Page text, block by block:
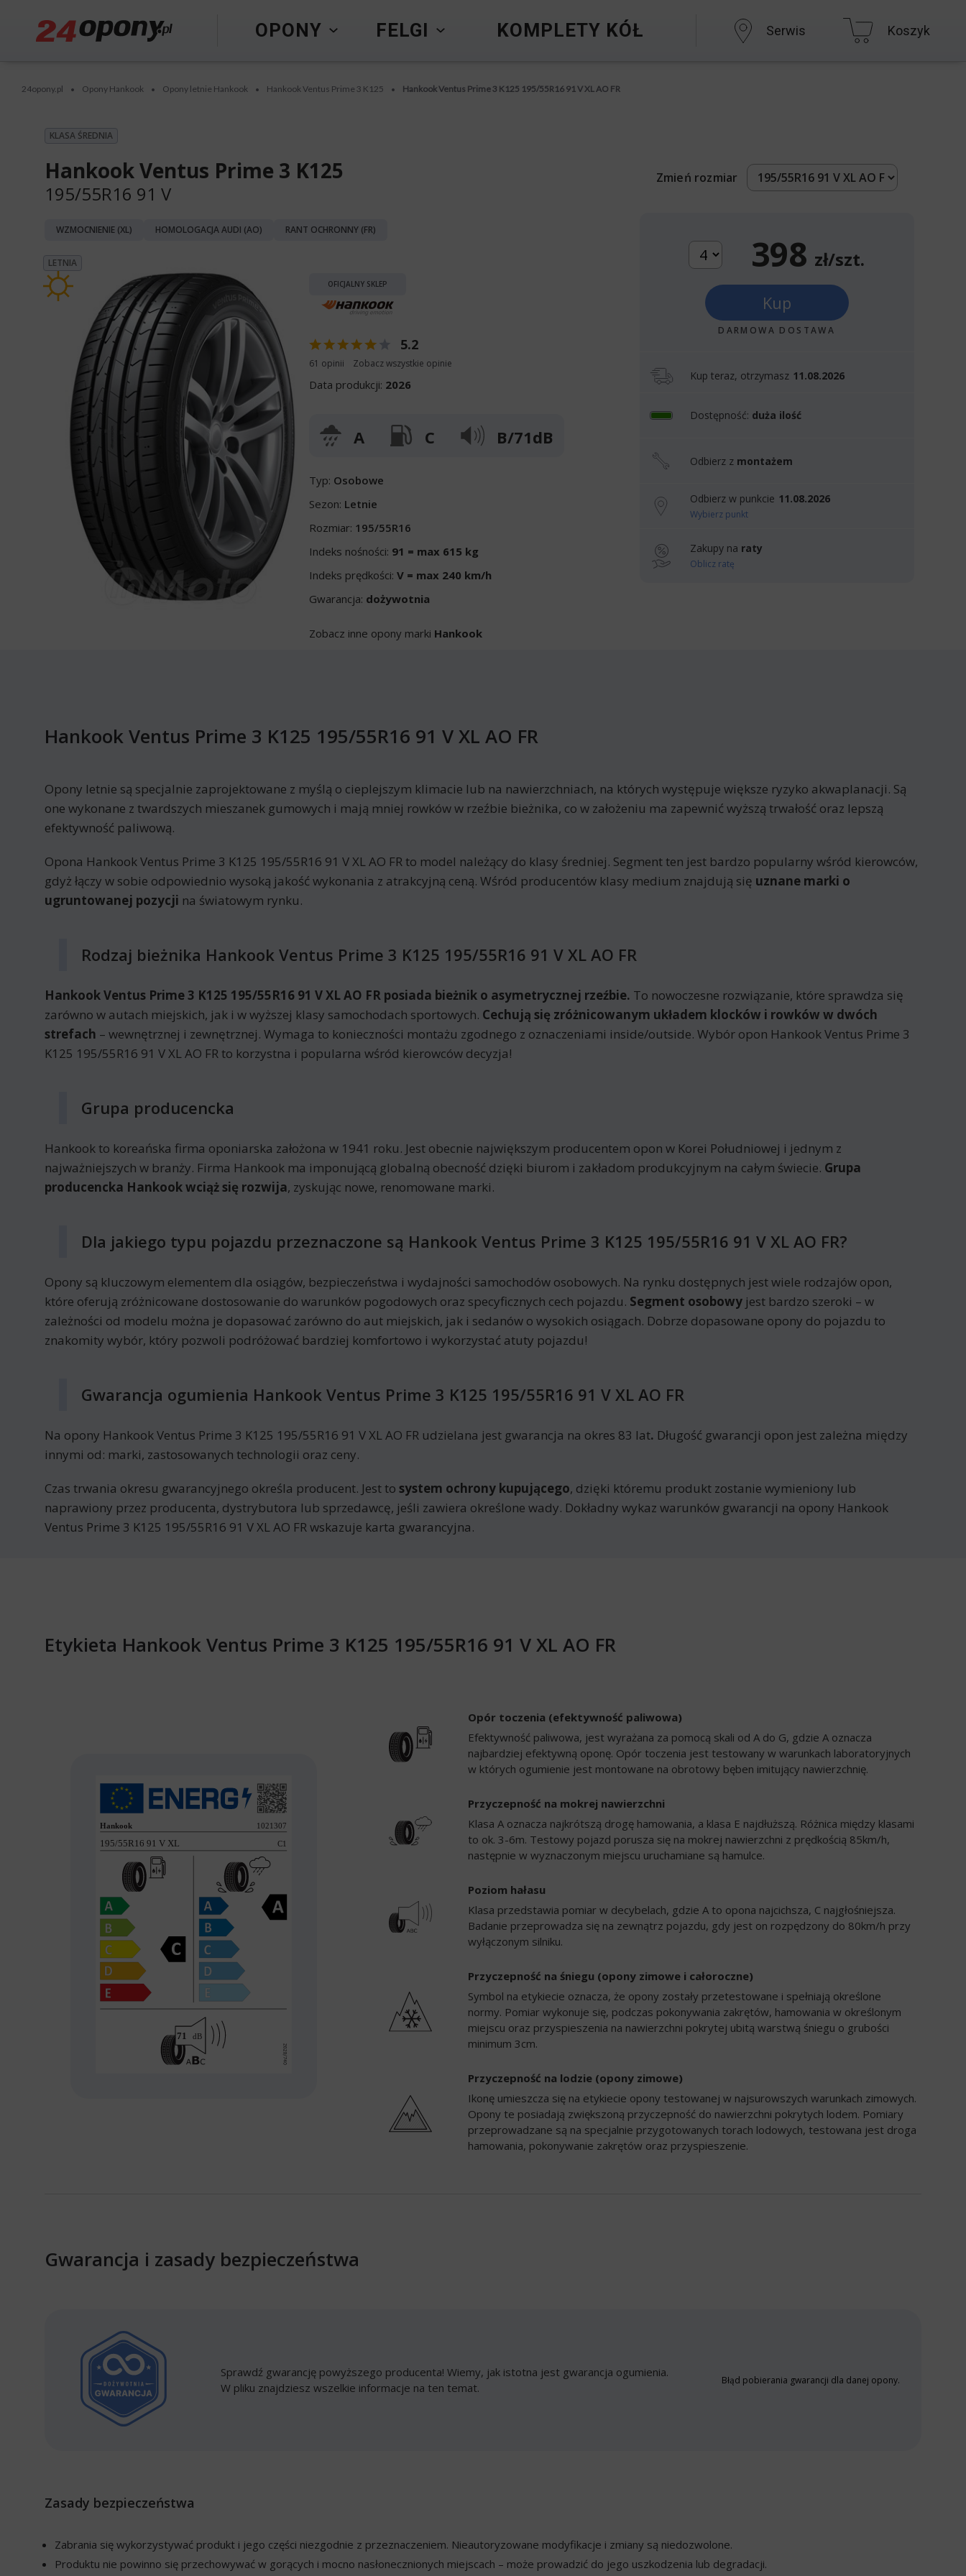
OPONY FELGI KOMPLETY KÓŁ Serwis Koszyk
24opony.pl • Opony Hankook • Opony letnie Hankook • Hankook Ventus Prime 3 K125 • Hankook Ventus Prime 3 K125 195/55R16 91 V XL AO FR
KLASA ŚREDNIA
Hankook Ventus Prime 3 K125
195/55R16 91 V
WZMOCNIENIE (XL) HOMOLOGACJA AUDI (AO) RANT OCHRONNY (FR)
LETNIA
OFICJALNY SKLEP
5.2
61 opinii Zobacz wszystkie opinie
Data produkcji: 2026
A C B/71dB
Typ: Osobowe
Sezon: Letnie
Rozmiar: 195/55R16
Indeks nośności: 91 = max 615 kg
Indeks prędkości:V = max 240 km/h
Gwarancja: dożywotnia
Zobacz inne opony marki Hankook
Zmień rozmiar
398 zł/szt.
Kup
DARMOWA DOSTAWA
Kup teraz, otrzymasz 11.08.2026
Dostępność: duża ilość
Odbierz z montażem
Odbierz w punkcie 11.08.2026
Wybierz punkt
Zakupy na raty
Oblicz ratę
Hankook Ventus Prime 3 K125 195/55R16 91 V XL AO FR
Opony letnie są specjalnie zaprojektowane z myślą o cieplejszym klimacie lub na nawierzchniach, na których występuje większe ryzyko akwaplanacji. Są
one wykonane z twardszych mieszanek gumowych i mają mniej rowków w rzeźbie bieżnika, co w założeniu ma zapewnić wyższą trwałość oraz lepszą
efektywność paliwową.
Opona Hankook Ventus Prime 3 K125 195/55R16 91 V XL AO FR to model należący do klasy średniej. Segment ten jest bardzo popularny wśród kierowców,
gdyż łączy w sobie odpowiednio wysoką jakość wykonania z atrakcyjną ceną. Wśród producentów klasy medium znajdują się uznane marki o
ugruntowanej pozycji na światowym rynku.
Rodzaj bieżnika Hankook Ventus Prime 3 K125 195/55R16 91 V XL AO FR
Hankook Ventus Prime 3 K125 195/55R16 91 V XL AO FR posiada bieżnik o asymetrycznej rzeźbie. To nowoczesne rozwiązanie, które sprawdza się
zarówno w autach miejskich, jak i w wyższej klasy samochodach sportowych. Cechują się zróżnicowanym układem klocków i rowków w dwóch
strefach – wewnętrznej i zewnętrznej. Wymaga to konieczności montażu zgodnego z oznaczeniami inside/outside. Wybór opon Hankook Ventus Prime 3
K125 195/55R16 91 V XL AO FR to korzystna i popularna wśród kierowców decyzja!
Grupa producencka
Hankook to koreańska firma oponiarska założona w 1941 roku. Jest obecnie największym producentem opon w Korei Południowej i jednym z
najważniejszych w branży. Firma Hankook ma imponującą globalną obecność dzięki biurom i zakładom produkcyjnym na całym świecie. Grupa
producencka Hankook wciąż się rozwija, zyskując nowe, renomowane marki.
Dla jakiego typu pojazdu przeznaczone są Hankook Ventus Prime 3 K125 195/55R16 91 V XL AO FR?
Opony są kluczowym elementem dla osiągów, bezpieczeństwa i wydajności samochodów osobowych. Na rynku dostępnych jest wiele rodzajów opon,
które oferują zróżnicowane dostosowanie do warunków pogodowych oraz specyficznych cech pojazdu. Segment osobowy jest bardzo szeroki – w
zależności od modelu można je dopasować zarówno do aut miejskich, jak i sedanów o wysokich osiągach. Dobrze dopasowane opony do pojazdu to
znakomity wybór, który pozwoli podróżować bardziej komfortowo i wykorzystać atuty pojazdu!
Gwarancja ogumienia Hankook Ventus Prime 3 K125 195/55R16 91 V XL AO FR
Na opony Hankook Ventus Prime 3 K125 195/55R16 91 V XL AO FR udzielana jest gwarancja na okres 83 lat. Długość gwarancji opon jest zależna między
innymi od: marki, zastosowanych technologii oraz ceny.
Czas trwania okresu gwarancyjnego określa producent. Jest to system ochrony kupującego, dzięki któremu produkt zostanie wymieniony lub
naprawiony przez producenta, dystrybutora lub sprzedawcę, jeśli zawiera określone wady. Dokładny wykaz warunków gwarancji na opony Hankook
Ventus Prime 3 K125 195/55R16 91 V XL AO FR wskazuje karta gwarancyjna.
Etykieta Hankook Ventus Prime 3 K125 195/55R16 91 V XL AO FR
Opór toczenia (efektywność paliwowa)
Efektywność paliwowa, jest wyrażana za pomocą skali od A do G, gdzie A oznacza
najbardziej efektywną oponę. Opór toczenia jest testowany w warunkach laboratoryjnych
w których ogumienie jest montowane na obrotowy bęben imitujący nawierzchnię.
Przyczepność na mokrej nawierzchni
Klasa A oznacza najkrótszą drogę hamowania, a klasa E najdłuższą. Różnica między klasami
to ok. 3-6m. Testowy pojazd porusza się na mokrej nawierzchni z prędkością 85km/h,
następnie w wyznaczonym miejscu uruchamiane są hamulce.
Poziom hałasu
Klasa przedstawia pomiar w decybelach, gdzie A to opona najcichsza, C najgłośniejsza.
Badanie przeprowadza się na zewnątrz pojazdu, gdy jest on rozpędzony do 80km/h przy
wyłączonym silniku.
Przyczepność na śniegu (opony zimowe i całoroczne)
Symbol na etykiecie oznacza, że opony zostały przetestowane i spełniają określone
normy. Pomiar wykonuje się, podczas pokonywania zakrętów, hamowania w określonym
miejscu oraz przyspieszenia na nawierzchni pokrytej ubitą warstwą śniegu o grubości
minimum 3cm.
Przyczepność na lodzie (opony zimowe)
Ikonę umieszcza się na etykiecie opony testowanej w najsurowszych warunkach zimowych.
Opony te posiadają zwiększoną przyczepność do nawierzchni pokrytych lodem. Pomiary
przeprowadzane są na specjalnie przygotowanych torach lodowych, testowana jest droga
hamowania, pokonywanie zakrętów oraz przyspieszenie.
Gwarancja i zasady bezpieczeństwa
Sprawdź gwarancję powyższego producenta! Wiemy, jak istotna jest gwarancja ogumienia.
W pliku znajdziesz wszelkie informacje na ten temat.
Błąd pobierania gwarancji dla danej opony.
Zasady bezpieczeństwa
Zabrania się wykorzystywać produkt i jego części niezgodnie z przeznaczeniem. Nieautoryzowane modyfikacje i zmiany są niedozwolone.
Produktu nie powinno się przechowywać w gorących i mocno nasłonecznionych miejscach – może prowadzić do jego uszkodzenia lub degradacji.